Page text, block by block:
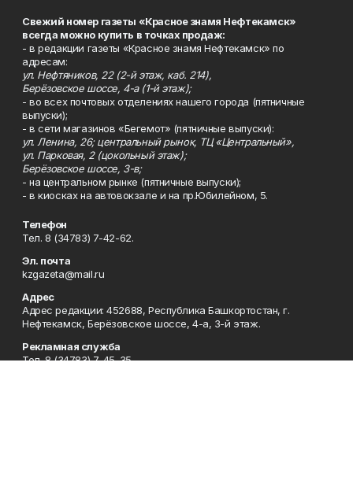
Свежий номер газеты «Красное знамя Нефтекамск»
всегда можно купить в точках продаж:
- в редакции газеты «Красное знамя Нефтекамск» по
адресам:
ул. Нефтяников, 22 (2-й этаж, каб. 214),
Берёзовское шоссе, 4-а (1-й этаж);
- во всех почтовых отделениях нашего города (пятничные
выпуски);
- в сети магазинов «Бегемот» (пятничные выпуски):
ул. Ленина, 26; центральный рынок, ТЦ «Центральный»,
ул. Парковая, 2 (цокольный этаж);
Берёзовское шоссе, 3-в;
- на центральном рынке (пятничные выпуски);
- в киосках на автовокзале и на пр.Юбилейном, 5.
Телефон
Тел. 8 (34783) 7-42-62.
Эл. почта
kzgazeta@mail.ru
Адрес
Адрес редакции: 452688, Республика Башкортостан, г.
Нефтекамск, Берёзовское шоссе, 4-а, 3-й этаж.
Рекламная служба
Тел. 8 (34783) 7-45-35.